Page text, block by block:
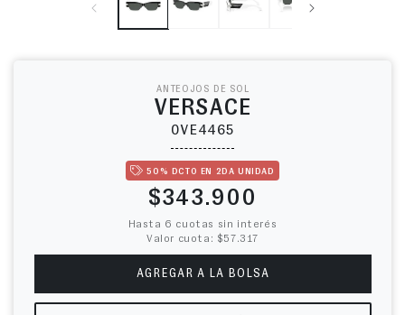
ANTEOJOS DE SOL
VERSACE
0VE4465
50% DCTO EN 2DA UNIDAD
Precio habitual
$343.900
Hasta 6 cuotas sin interés
Valor cuota: $57.317
AGREGAR A LA BOLSA